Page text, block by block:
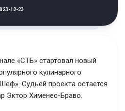
12-23
«СТБ» стартовал новый
кулинарного
Судьей проекта остается
Эктор Хименес-Браво.